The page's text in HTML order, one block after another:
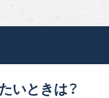
いときは？